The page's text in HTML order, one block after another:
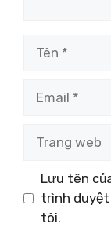
Lưu tên
trình duyệt
tôi.